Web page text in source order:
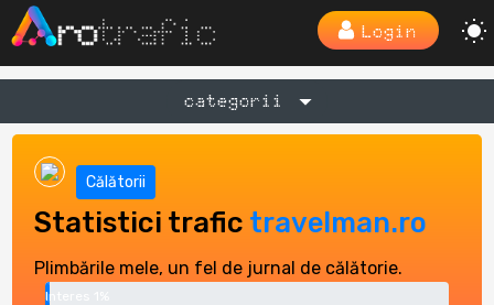
Login
categorii
Călătorii
Statistici trafic travelman.ro
Plimbările mele, un fel de jurnal de călătorie.
Interes 1%